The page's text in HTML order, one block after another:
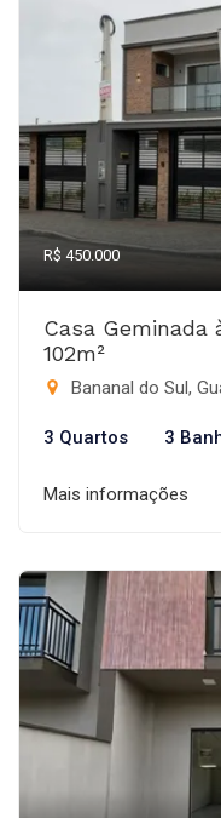
R$ 450.000
Casa Geminada
102m²
Bananal do Sul,
3 Quartos 3
Mais informações